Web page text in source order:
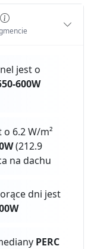
jest o
600W
6.2 W/m²
(212.9
na dachu
dni jest
PERC